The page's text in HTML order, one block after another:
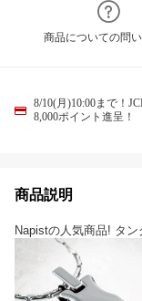
商品についての問
8/10(月)10:00まで！
8,000ポイント進呈！
商品説明
Napistの人気商品! タ